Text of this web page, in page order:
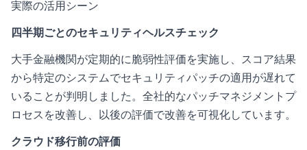
実際の活用シーン
四半期ごとのセキュリティヘルスチェック
大手金融機関が定期的に脆弱性評価を実施し、スコア結果
から特定のシステムでセキュリティパッチの適用が遅れて
いることが判明しました。全社的なパッチマネジメントプ
ロセスを改善し、以後の評価で改善を可視化しています。
クラウド移行前の評価